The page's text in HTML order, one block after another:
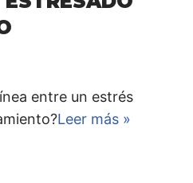
entre un estrés
Leer más »